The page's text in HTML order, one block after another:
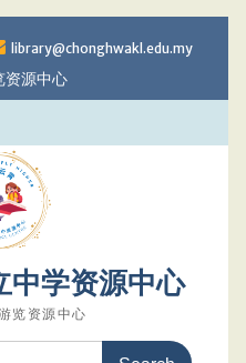
library@chonghwakl.edu.my
源中心
中学资源中心
览资源中心